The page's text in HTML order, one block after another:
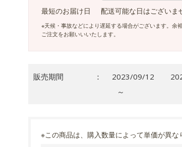
最短のお届け日
配送可能な日はございま
※天候・事故などにより遅延する場合がございます。余
ご注文をお願いいいたします。
※この商品は、購入数量によって単価が異な
販売期間 ： 2023/09/12
～